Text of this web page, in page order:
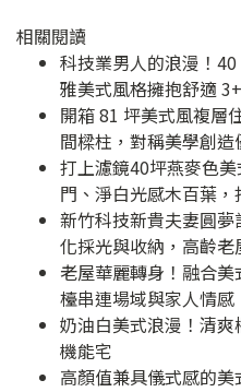
相關閱讀
科技業男人的浪漫！
雅美式風格擁抱舒適
開箱 81 坪美式風複層
間樑柱，對稱美學創
打上濾鏡40坪燕麥色
門、淨白光感木百葉
新竹科技新貴夫妻圓
化採光與收納，高齡
老屋華麗轉身！融合
檯串連場域與家人情感
奶油白美式浪漫！清
機能宅
高顏值兼具儀式感的美